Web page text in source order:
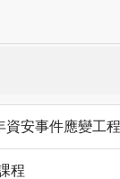
資安事件應變工
程